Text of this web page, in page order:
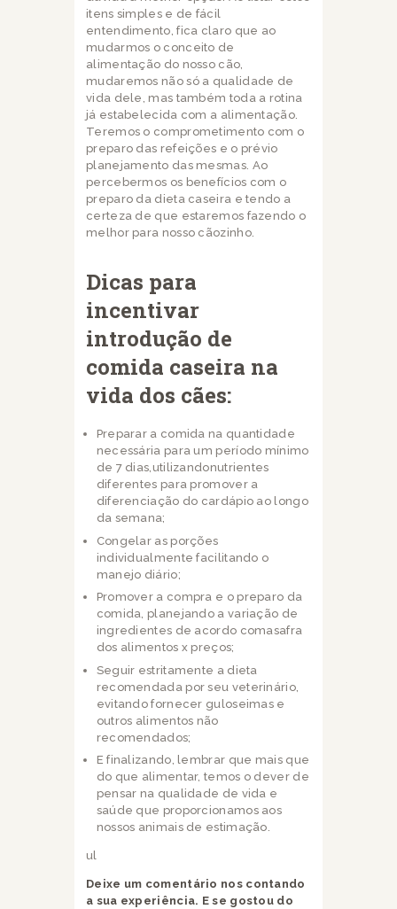
itens simples e de fácil
entendimento, fica claro que ao
mudarmos o conceito de
alimentação do nosso cão,
mudaremos não só a qualidade de
vida dele, mas também toda a rotina
já estabelecida com a alimentação.
Teremos o comprometimento com o
preparo das refeições e o prévio
planejamento das mesmas. Ao
percebermos os benefícios com o
preparo da dieta caseira e tendo a
certeza de que estaremos fazendo o
melhor para nosso cãozinho.
Dicas para
incentivar
introdução de
comida caseira na
vida dos cães:
Preparar a comida na quantidade
necessária para um período mínimo
de 7 dias,utilizandonutrientes
diferentes para promover a
diferenciação do cardápio ao longo
da semana;
Congelar as porções
individualmente facilitando o
manejo diário;
Promover a compra e o preparo da
comida, planejando a variação de
ingredientes de acordo comasafra
dos alimentos x preços;
Seguir estritamente a dieta
recomendada por seu veterinário,
evitando fornecer guloseimas e
outros alimentos não
recomendados;
E finalizando, lembrar que mais que
do que alimentar, temos o dever de
pensar na qualidade de vida e
saúde que proporcionamos aos
nossos animais de estimação.
ul
Deixe um comentário nos contando
a sua experiência. E se gostou do